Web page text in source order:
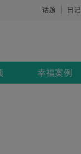
话题 日记
幸福案例